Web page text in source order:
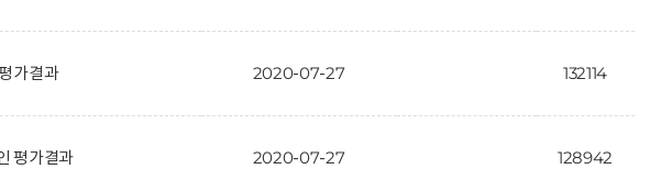
가결과 2020-07-27 132114
평가결과 2020-07-27 128942